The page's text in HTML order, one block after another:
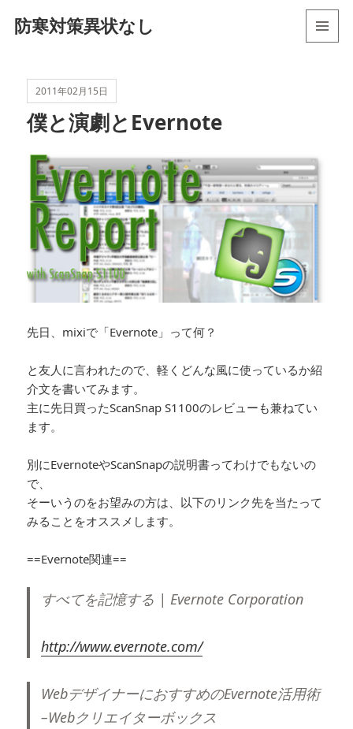
防寒対策異状なし
2011年02月15日
僕と演劇とEvernote
先日、mixiで「Evernote」って何？
と友人に言われたので、軽くどんな風に使っているか紹
介文を書いてみます。
主に先日買ったScanSnap S1100のレビューも兼ねてい
ます。
別にEvernoteやScanSnapの説明書ってわけでもないの
で、
そーいうのをお望みの方は、以下のリンク先を当たって
みることをオススメします。
==Evernote関連==
すべてを記憶する | Evernote Corporation
http://www.evernote.com/
WebデザイナーにおすすめのEvernote活用術
–Webクリエイターボックス